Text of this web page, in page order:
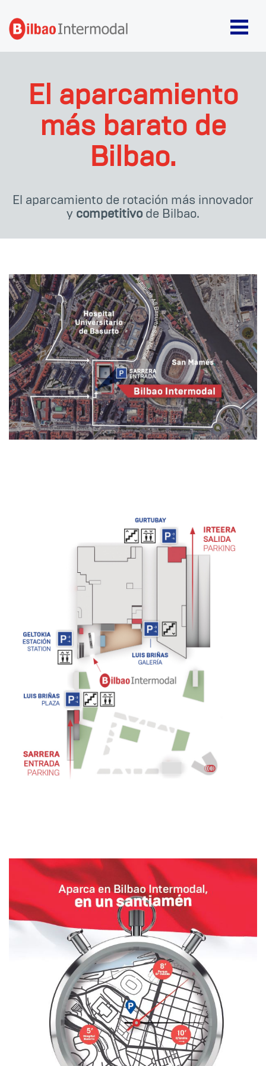
El aparcamiento
más barato de
Bilbao.
El aparcamiento de rotación más innovador
y competitivo de Bilbao.